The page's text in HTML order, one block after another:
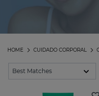
CUIDADO CORPORAL
HOME